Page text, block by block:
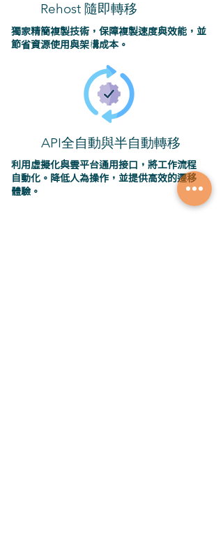
Rehost 隨即轉移
獨家精簡複製技術，保障複製速度與效能，並
節省資源使用與架構成本。
API全自動與半自動轉移
利用虛擬化與雲平台通用接口，將工作流程
自動化。降低人為操作，並提供高效的遷移
體驗。